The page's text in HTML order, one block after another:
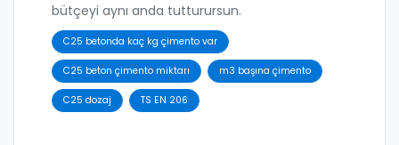
bütçeyi aynı anda tutturursun.
C25 betonda kaç kg çimento var
C25 beton çimento miktarı m3 başına çimento
C25 dozaj TS EN 206